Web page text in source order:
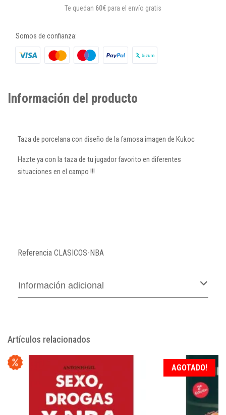
Te quedan 60€ para el envío gratis
Somos de confianza:
Información del producto
Taza de porcelana con diseño de la famosa imagen de Kukoc
Hazte ya con la taza de tu jugador favorito en diferentes
situaciones en el campo !!!
Referencia CLASICOS-NBA
Información adicional
Artículos relacionados
AGOTADO!